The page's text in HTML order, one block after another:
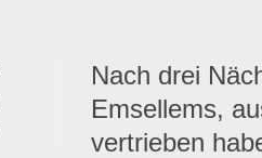
Nach drei
Emsellems,
vertrieben